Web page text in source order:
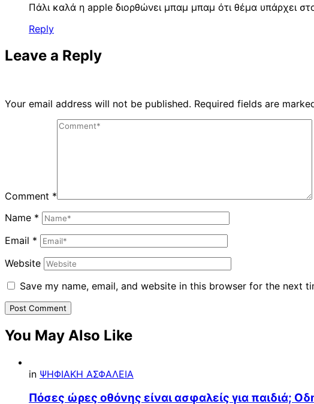
Πάλι καλά η apple διορθώνει μπαμ μπαμ ότι θέμα υπάρχει
Reply
Leave a Reply
Your email address will not be published. Required fields are
Comment *
Name *
Email *
Website
Save my name, email, and website in this browser for the next
You May Also Like
in ΨΗΦΙΑΚΗ ΑΣΦΑΛΕΙΑ
Πόσες ώρες οθόνης είναι ασφαλείς για παιδιά;